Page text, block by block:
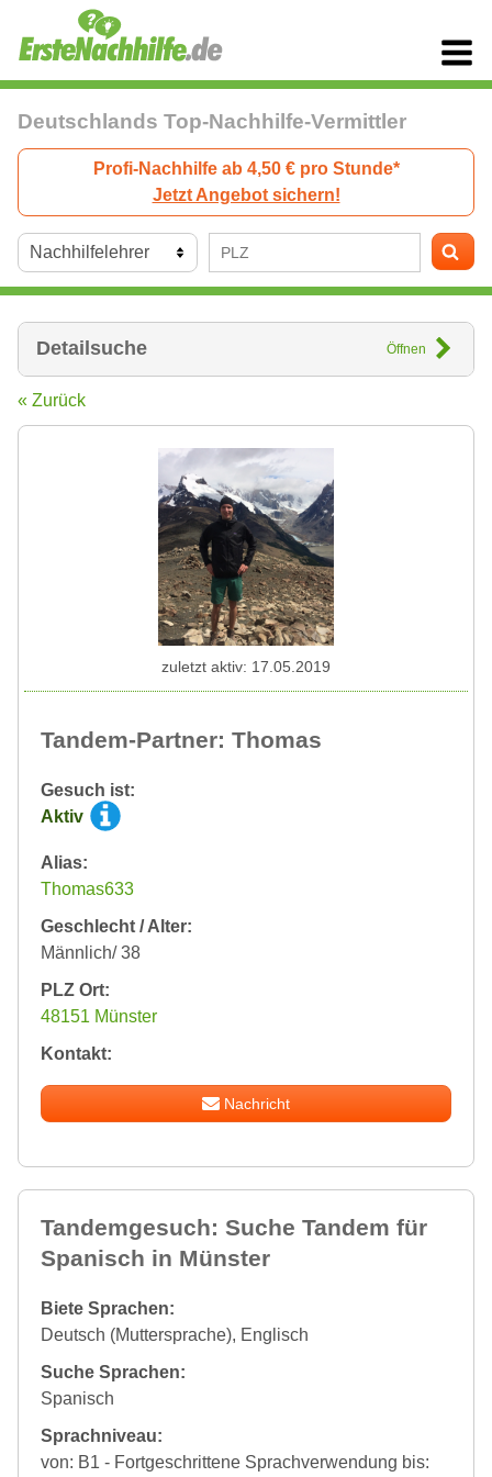
Deutschlands Top-Nachhilfe-Vermittler
Profi-Nachhilfe ab 4,50 € pro Stunde*
Jetzt Angebot sichern!
Detailsuche Öffnen
« Zurück
Tandem-Partner: Thomas
Gesuch ist:
Aktiv
Alias:
Thomas633
Geschlecht / Alter:
Männlich/ 38
PLZ Ort:
48151 Münster
Kontakt:
Nachricht
zuletzt aktiv: 17.05.2019
Tandemgesuch: Suche Tandem für
Spanisch in Münster
Biete Sprachen:
Deutsch (Muttersprache), Englisch
Suche Sprachen:
Spanisch
Sprachniveau:
von: B1 - Fortgeschrittene Sprachverwendung bis: